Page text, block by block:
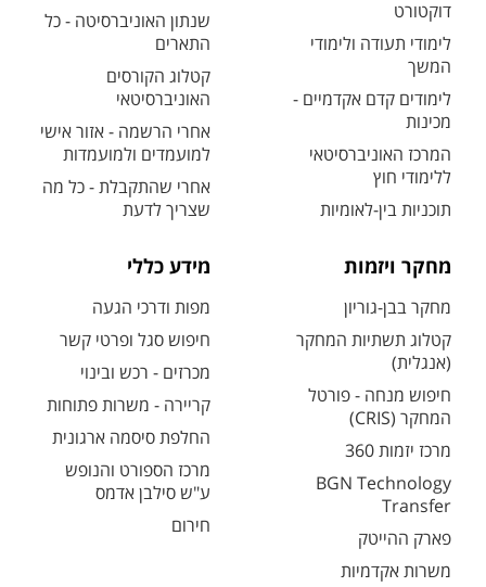
דוקטורט
לימודי תעודה ולימודי
המשך
לימודים קדם אקדמיים -
מכינות
המרכז האוניברסיטאי
ללימודי חוץ
תוכניות בין-לאומיות
שנתון האוניברסיטה - כל
התארים
קטלוג הקורסים
האוניברסיטאי
אחרי הרשמה - אזור אישי
למועמדים ולמועמדות
אחרי שהתקבלת - כל מה
שצריך לדעת
מחקר ויזמות
מחקר בבן-גוריון
קטלוג תשתיות המחקר
(אנגלית)
חיפוש מנחה - פורטל
המחקר (CRIS)
מרכז יזמות 360
BGN Technology
Transfer
פארק ההייטק
משרות אקדמיות
מידע כללי
מפות ודרכי הגעה
חיפוש סגל ופרטי קשר
מכרזים - רכש ובינוי
קריירה - משרות פתוחות
החלפת סיסמה ארגונית
מרכז הספורט והנופש
ע"ש סילבן אדמס
חירום